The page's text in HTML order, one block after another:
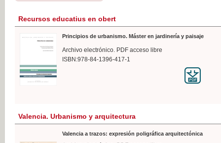
Recursos educatius en obert
Principios de urbanismo. Máster en jardinería y paisaje
Archivo electrónico. PDF acceso libre
ISBN:978-84-1396-417-1
Valencia. Urbanismo y arquitectura
Valencia a trazos: expresión poligráfica arquitectónica